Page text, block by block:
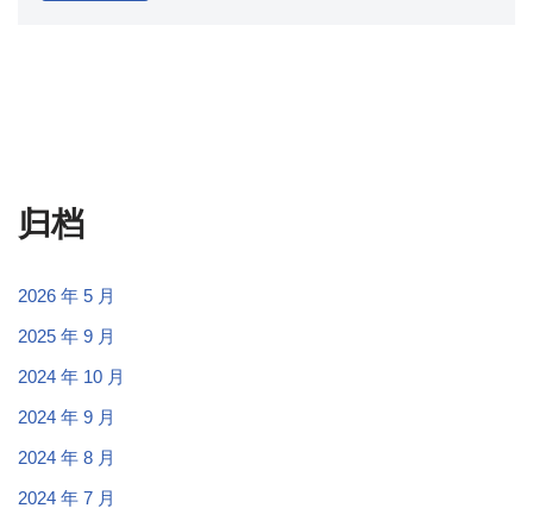
归档
2026 年 5 月
2025 年 9 月
2024 年 10 月
2024 年 9 月
2024 年 8 月
2024 年 7 月